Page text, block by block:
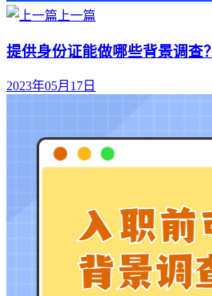
上一篇
提供身份证能做哪些背景调查？
2023年05月17日